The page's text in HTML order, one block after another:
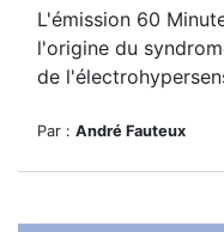
L'émission 60
l'origine du
de
Par : André Fauteux